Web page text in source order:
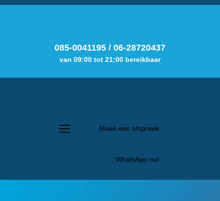
085-0041195 / 06-28720437
van 09:00 tot 21:00 bereikbaar
Maak een afspraak
WhatsApp nu!